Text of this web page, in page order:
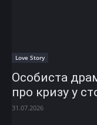
Love Story
Особиста
про кризу у
31.07.2026